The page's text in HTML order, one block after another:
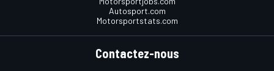
Autosport.com
Motorsportstats.com
Contactez-nous